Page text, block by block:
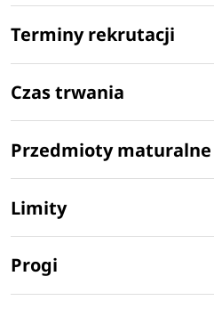
Terminy rekrutacji
Czas trwania
Przedmioty maturalne
Limity
Progi